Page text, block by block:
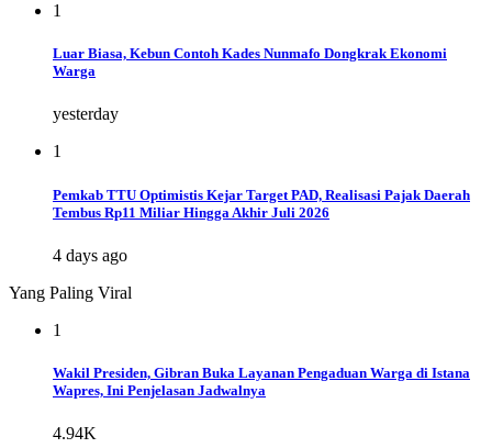
1
Luar Biasa, Kebun Contoh Kades Nunmafo Dongkrak Ekonomi
Warga
yesterday
1
Pemkab TTU Optimistis Kejar Target PAD, Realisasi Pajak Daerah
Tembus Rp11 Miliar Hingga Akhir Juli 2026
4 days ago
Yang Paling Viral
1
Wakil Presiden, Gibran Buka Layanan Pengaduan Warga di Istana
Wapres, Ini Penjelasan Jadwalnya
4.94K